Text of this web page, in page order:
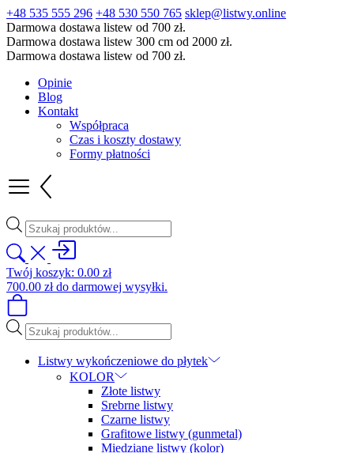
+48 535 555 296 +48 530 550 765 sklep@listwy.online
Darmowa dostawa listew od 700 zł.
Darmowa dostawa listew 300 cm od 2000 zł.
Darmowa dostawa listew od 700 zł.
Opinie
Blog
Kontakt
Współpraca
Czas i koszty dostawy
Formy płatności
Wyszukiwarka
produktów
Twój koszyk: 0.00 zł
700.00 złdo darmowej wysyłki.
Wyszukiwarka
produktów
Listwy wykończeniowe do płytek
KOLOR
Złote listwy
Srebrne listwy
Czarne listwy
Grafitowe listwy (gunmetal)
Miedziane listwy (kolor)